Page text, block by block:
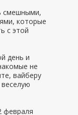
смешными,
которые
с этой
день и
не
вайберу
февраля